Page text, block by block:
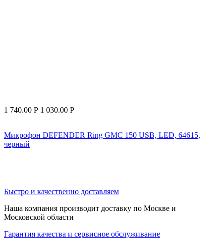
1 740.00 Р 1 030.00 Р
Микрофон DEFENDER Ring GMC 150 USB, LED, 64615,
черный
Быстро и качественно доставляем
Наша компания производит доставку по Москве и
Московской области
Гарантия качества и сервисное обслуживание